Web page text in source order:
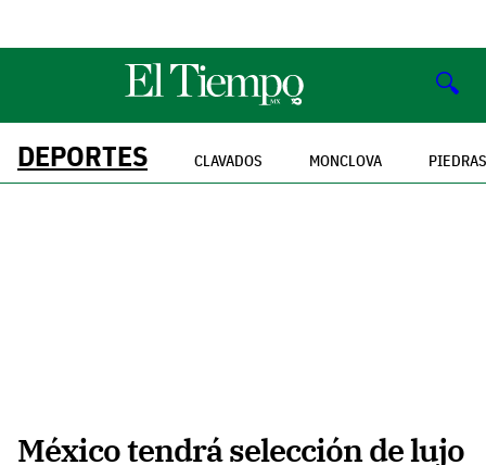
🔍
DEPORTES CLAVADOS MONCLOVA
México tendrá selección de lujo